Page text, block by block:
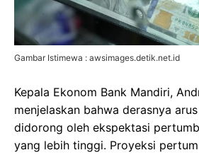
Gambar Istimewa : awsimages.detik.net.id
Kepala Ekonom Bank Mandiri,
menjelaskan bahwa derasnya
didorong oleh ekspektasi
yang lebih tinggi. Proyeksi